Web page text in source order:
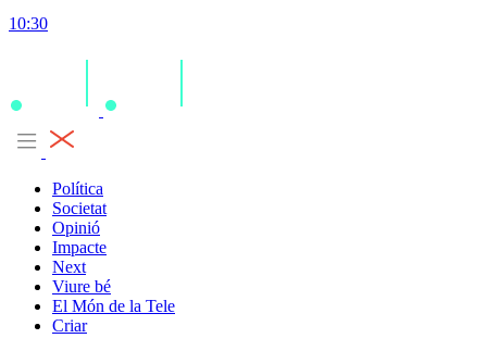
10:30
Política
Societat
Opinió
Impacte
Next
Viure bé
El Món de la Tele
Criar